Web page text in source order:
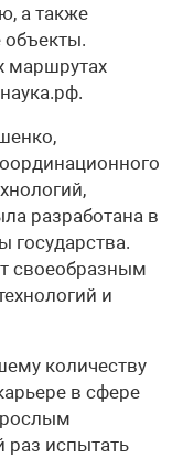
а также
объекты.
маршрутах
разработана в
государства.
своеобразным
и
количеству
в сфере
раз испытать